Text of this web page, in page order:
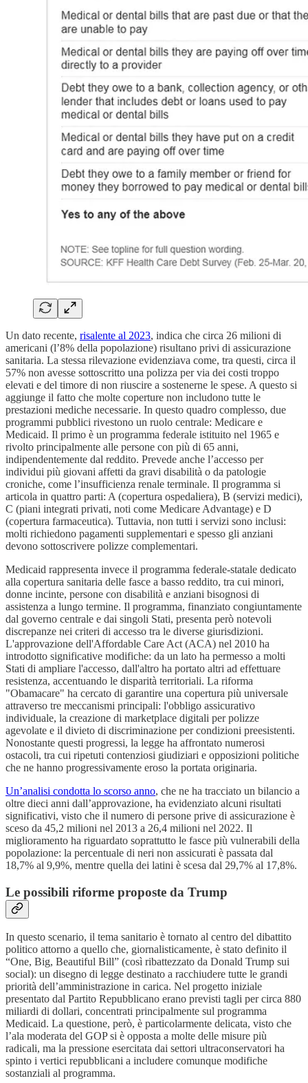
Un dato recente, risalente al 2023, indica che circa 26 milioni di
americani (l’8% della popolazione) risultano privi di assicurazione
sanitaria. La stessa rilevazione evidenziava come, tra questi, circa il
57% non avesse sottoscritto una polizza per via dei costi troppo
elevati e del timore di non riuscire a sostenerne le spese. A questo si
aggiunge il fatto che molte coperture non includono tutte le
prestazioni mediche necessarie. In questo quadro complesso, due
programmi pubblici rivestono un ruolo centrale: Medicare e
Medicaid. Il primo è un programma federale istituito nel 1965 e
rivolto principalmente alle persone con più di 65 anni,
indipendentemente dal reddito. Prevede anche l’accesso per
individui più giovani affetti da gravi disabilità o da patologie
croniche, come l’insufficienza renale terminale. Il programma si
articola in quattro parti: A (copertura ospedaliera), B (servizi medici),
C (piani integrati privati, noti come Medicare Advantage) e D
(copertura farmaceutica). Tuttavia, non tutti i servizi sono inclusi:
molti richiedono pagamenti supplementari e spesso gli anziani
devono sottoscrivere polizze complementari.
Medicaid rappresenta invece il programma federale-statale dedicato
alla copertura sanitaria delle fasce a basso reddito, tra cui minori,
donne incinte, persone con disabilità e anziani bisognosi di
assistenza a lungo termine. Il programma, finanziato congiuntamente
dal governo centrale e dai singoli Stati, presenta però notevoli
discrepanze nei criteri di accesso tra le diverse giurisdizioni.
L'approvazione dell'Affordable Care Act (ACA) nel 2010 ha
introdotto significative modifiche: da un lato ha permesso a molti
Stati di ampliare l'accesso, dall'altro ha portato altri ad effettuare
resistenza, accentuando le disparità territoriali. La riforma
"Obamacare" ha cercato di garantire una copertura più universale
attraverso tre meccanismi principali: l'obbligo assicurativo
individuale, la creazione di marketplace digitali per polizze
agevolate e il divieto di discriminazione per condizioni preesistenti.
Nonostante questi progressi, la legge ha affrontato numerosi
ostacoli, tra cui ripetuti contenziosi giudiziari e opposizioni politiche
che ne hanno progressivamente eroso la portata originaria.
Un’analisi condotta lo scorso anno, che ne ha tracciato un bilancio a
oltre dieci anni dall’approvazione, ha evidenziato alcuni risultati
significativi, visto che il numero di persone prive di assicurazione è
sceso da 45,2 milioni nel 2013 a 26,4 milioni nel 2022. Il
miglioramento ha riguardato soprattutto le fasce più vulnerabili della
popolazione: la percentuale di neri non assicurati è passata dal
18,7% al 9,9%, mentre quella dei latini è scesa dal 29,7% al 17,8%.
Le possibili riforme proposte da Trump
In questo scenario, il tema sanitario è tornato al centro del dibattito
politico attorno a quello che, giornalisticamente, è stato definito il
“One, Big, Beautiful Bill” (così ribattezzato da Donald Trump sui
social): un disegno di legge destinato a racchiudere tutte le grandi
priorità dell’amministrazione in carica. Nel progetto iniziale
presentato dal Partito Repubblicano erano previsti tagli per circa 880
miliardi di dollari, concentrati principalmente sul programma
Medicaid. La questione, però, è particolarmente delicata, visto che
l’ala moderata del GOP si è opposta a molte delle misure più
radicali, ma la pressione esercitata dai settori ultraconservatori ha
spinto i vertici repubblicani a includere comunque modifiche
sostanziali al programma.